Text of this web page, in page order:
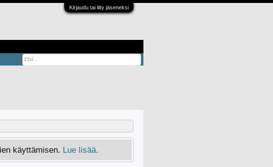
Kirjaudu tai liity jäseneksi
käyttämisen. Lue lisää.